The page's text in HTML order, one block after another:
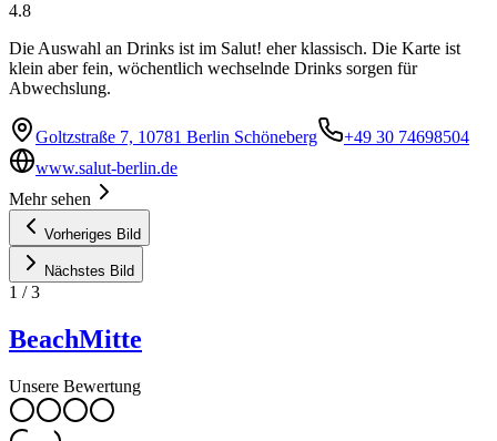
4.8
Die Auswahl an Drinks ist im Salut! eher klassisch. Die Karte ist
klein aber fein, wöchentlich wechselnde Drinks sorgen für
Abwechslung.
Goltzstraße 7, 10781 Berlin Schöneberg
+49 30 74698504
www.salut-berlin.de
Mehr sehen
Vorheriges Bild
Nächstes Bild
1 /3
BeachMitte
Unsere Bewertung